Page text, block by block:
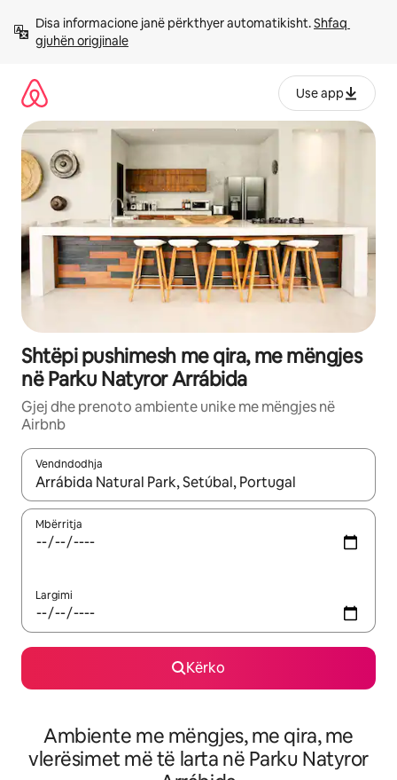
përmbajtja
Disa informacione janë përkthyer automatikisht. Shfaq
gjuhën origjinale
Use app
Shtëpi pushimesh me qira, me mëngjes
në Parku Natyror Arrábida
Gjej dhe prenoto ambiente unike me mëngjes në
Airbnb
Vendndodhja
Kur rezultatet të jenë të disponueshme, lëviz me butonat e
Mbërritja
Largimi
Kërko
Ambiente me mëngjes, me qira, me
vlerësimet më të larta në Parku Natyror